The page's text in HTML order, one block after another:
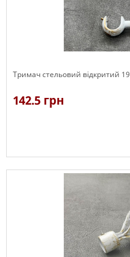
Тримач стельовий відкритий
142.5 грн